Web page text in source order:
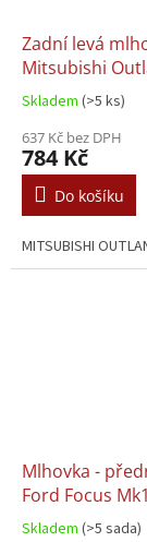
Zadní levá
Mitsubishi
13)
Skladem (>5 ks)
637 Kč bez DPH
784 Kč
Do košíku
MITSUBISHI
Mlhovka -
Ford Focus
Skladem (>5 sada)